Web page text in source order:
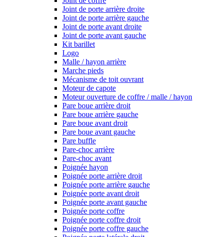
Joint de porte arrière droite
Joint de porte arrière gauche
Joint de porte avant droite
Joint de porte avant gauche
Kit barillet
Logo
Malle / hayon arrière
Marche pieds
Mécanisme de toit ouvrant
Moteur de capote
Moteur ouverture de coffre / malle / hayon
Pare boue arrière droit
Pare boue arrière gauche
Pare boue avant droit
Pare boue avant gauche
Pare buffle
Pare-choc arrière
Pare-choc avant
Poignée hayon
Poignée porte arrière droit
Poignée porte arrière gauche
Poignée porte avant droit
Poignée porte avant gauche
Poignée porte coffre
Poignée porte coffre droit
Poignée porte coffre gauche